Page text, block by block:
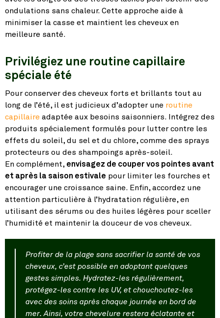
ondulations sans chaleur. Cette approche aide à
minimiser la casse et maintient les cheveux en
meilleure santé.
Privilégiez une routine capillaire
spéciale été
Pour conserver des cheveux forts et brillants tout au
long de l’été, il est judicieux d’adopter une routine
capillaire adaptée aux besoins saisonniers. Intégrez des
produits spécialement formulés pour lutter contre les
effets du soleil, du sel et du chlore, comme des sprays
protecteurs ou des shampoings après-soleil.
En complément, envisagez de couper vos pointes avant
et après la saison estivale pour limiter les fourches et
encourager une croissance saine. Enfin, accordez une
attention particulière à l’hydratation régulière, en
utilisant des sérums ou des huiles légères pour sceller
l’humidité et maintenir la douceur de vos cheveux.
Profiter de la plage sans sacrifier la santé de vos
cheveux, c’est possible en adoptant quelques
gestes simples. Hydratez-les régulièrement,
protégez-les contre les UV, et chouchoutez-les
avec des soins après chaque journée en bord de
mer. Ainsi, votre chevelure restera éclatante et